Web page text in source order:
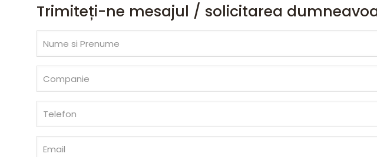
Trimiteți-ne mesajul / solicitarea